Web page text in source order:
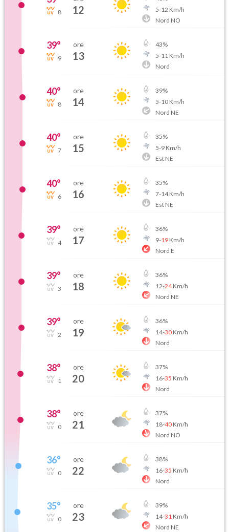
8 12
5-12 Km/h
Nord NO
39°
9
ore
13
43%
5-11 Km/h
Nord
40°
8
ore
14
39%
5-10Km/h
Nord NE
40°
7
ore
15
35%
5-9Km/h
Est NE
40°
6
ore
16
35%
7-14Km/h
Est NE
39°
4
ore
17
36%
9-19Km/h
Nord E
39°
3
ore
18
36%
12-24Km/h
Nord NE
39°
2
ore
19
36%
14-30Km/h
Nord
38°
1
ore
20
37%
16-35 Km/h
Nord
38°
0
ore
21
37%
18-40Km/h
Nord NO
36°
0
ore
22
38%
16-35 Km/h
Nord
35°
0
ore
23
39%
14-31 Km/h
Nord NE